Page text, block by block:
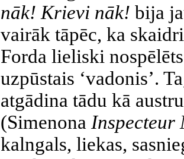
nāk! Krievi nāk! bija
vairāk tāpēc, ka
Forda lieliski
uzpūstais ‘vadonis’.
atgādina tādu kā
(Simenona Inspecteur
kalngals, liekas,